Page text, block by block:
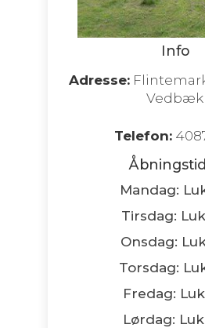
Info
Adresse:
Vedbæk
Telefon:
Mandag:
Tirsdag:
Onsdag:
Torsdag:
Fredag:
Lørdag: